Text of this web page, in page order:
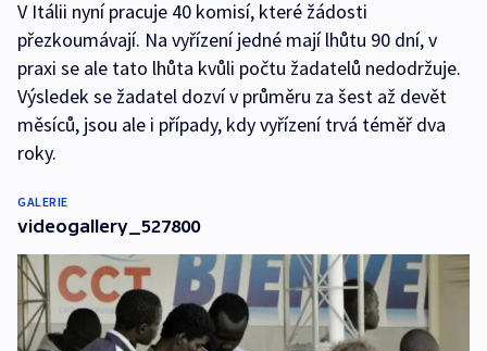
V Itálii nyní pracuje 40 komisí, které žádosti
přezkoumávají. Na vyřízení jedné mají lhůtu 90 dní, v
praxi se ale tato lhůta kvůli počtu žadatelů nedodržuje.
Výsledek se žadatel dozví v průměru za šest až devět
měsíců, jsou ale i případy, kdy vyřízení trvá téměř dva
roky.
GALERIE
videogallery_527800